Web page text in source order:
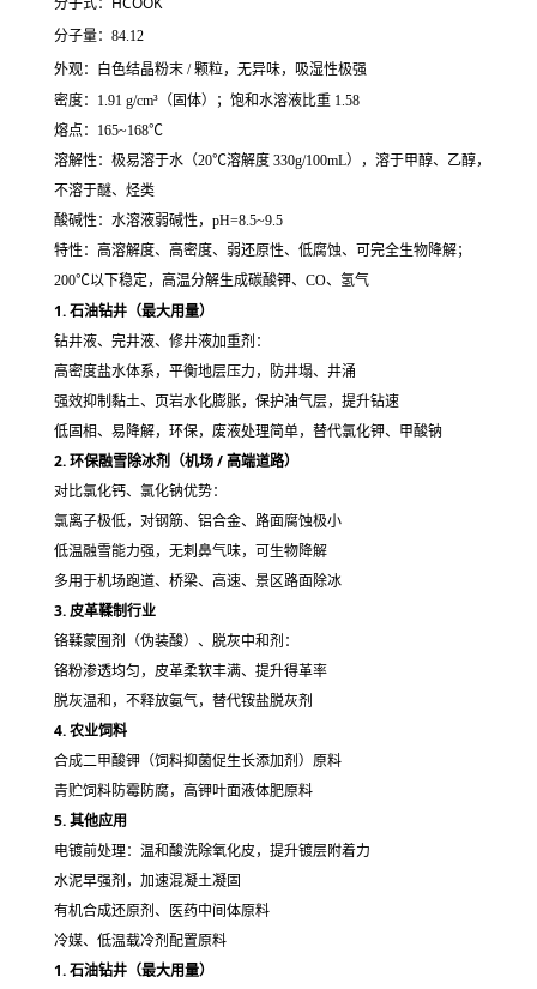
分子式：
分子量：84.12
外观：白色结晶粉末 / 颗粒，无异味， 吸湿性极强
密度：1.91 g/cm³（固体）；饱和水溶液比重 1.58
熔点：165~168℃
溶解性：极易溶于水（20℃溶解度 330g/100mL），溶于甲醇、乙醇，
不溶于醚、烃类
酸碱性：水溶液弱碱性，pH=8.5~9.5
特性：高溶解度、高密度、弱还原性、低腐蚀、可完全生物降解；
200℃以下稳定，高温分解生成碳酸钾、CO、氢气
1. 石油钻井（最大用量）
钻井液、完井液、修井液加重剂：
高密度盐水体系，平衡地层压力，防井塌、井涌
强效抑制黏土、页岩水化膨胀，保护油气层，提升钻速
低固相、易降解，环保，废液处理简单，替代氯化钾、甲酸钠
2. 环保融雪除冰剂（机场 / 高端道路）
对比氯化钙、氯化钠优势：
氯离子极低，对钢筋、铝合金、路面腐蚀极小
低温融雪能力强，无刺鼻气味，可生物降解
多用于机场跑道、桥梁、高速、景区路面除冰
3. 皮革鞣制行业
铬鞣蒙囿剂（伪装酸） 、脱灰中和剂：
铬粉渗透均匀，皮革柔软丰满、提升得革率
脱灰温和，不释放氨气，替代铵盐脱灰剂
4. 农业饲料
合成二甲酸钾（饲料抑菌促生长添加剂）原料
青贮饲料防霉防腐，高钾叶面液体肥原料
5. 其他应用
电镀前处理：温和酸洗除氧化皮，提升镀层附着力
水泥早强剂，加速混凝土凝固
有机合成还原剂、医药中间体原料
冷媒、低温载冷剂配置原料
1. 石油钻井（最大用量）